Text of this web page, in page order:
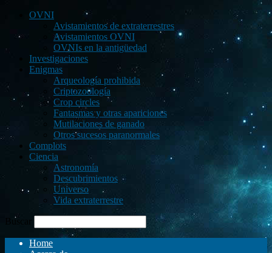
OVNI
Avistamientos de extraterrestres
Avistamientos OVNI
OVNIs en la antigüedad
Investigaciones
Enigmas
Arqueología prohibida
Criptozoología
Crop circles
Fantasmas y otras apariciones
Mutilaciones de ganado
Otros sucesos paranormales
Complots
Ciencia
Astronomía
Descubrimientos
Universo
Vida extraterrestre
Buscar
Home